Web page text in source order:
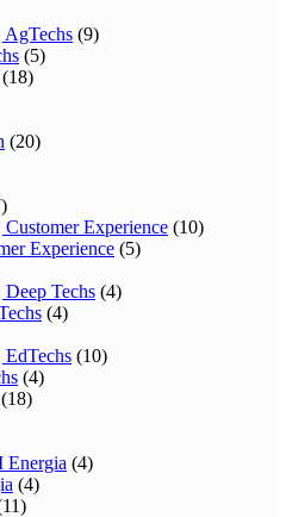
AgTechs (9)
(5)
(18)
(20)
Experience (10)
Experience (5)
Techs (4)
(4)
EdTechs (10)
(4)
(18)
Energia (4)
(4)